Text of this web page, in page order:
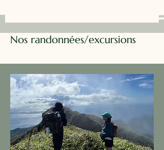
Nos randonnées/excursions